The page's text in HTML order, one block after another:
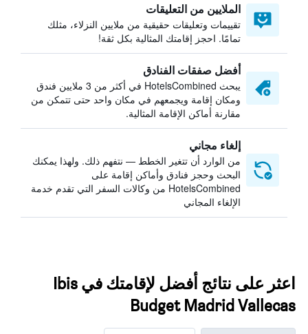
الملايين من التعليقات
تقييمات وتعليقات حقيقية من ملايين النزلاء، مثلك
تمامًا. احجز إقامتك المثالية بكل ثقة!
أفضل صفقات الفنادق
يبحث HotelsCombined في أكثر من 3 ملايين فندق
ومكان إقامة ويجمعهم في مكان واحد حتى تتمكن من
مقارنة أماكن الإقامة المثالية.
إلغاء مجاني
من الوارد أن تتغير الخطط — نتفهم ذلك. ولهذا يمكنك
البحث وحجز فنادق وأماكن إقامة على
HotelsCombined من وكالات السفر التي تقدم خدمة
الإلغاء المجاني
اعثر على نتائج أفضل لإقامتك في Ibis
Budget Madrid Vallecas